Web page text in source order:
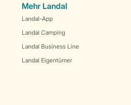
Mehr Landal
Landal-App
Landal Camping
Landal Business Line
Landal Eigentümer